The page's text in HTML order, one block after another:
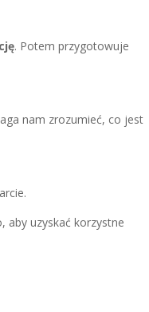
. Potem przygotowuje
nam zrozumieć, co jest
aby uzyskać korzystne